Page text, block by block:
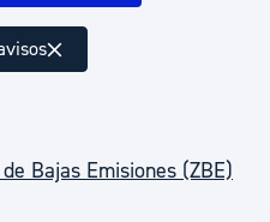
Bajas Emisiones (ZBE)